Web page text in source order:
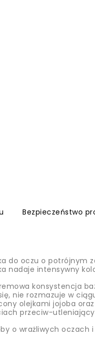
Bezpieczeństwo
do oczu o potrójnym
nadaje intensywny
konsystencja
nie rozmazuje w
olejkami jojoba
przeciw-
o wrażliwych oczach